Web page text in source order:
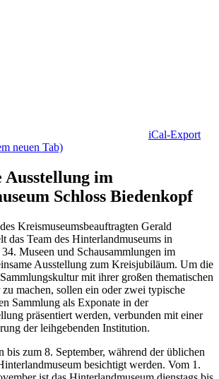
iCal-Export
neuen Tab)
Ausstellung im
Schloss Biedenkopf
Kreismuseumsbeauftragten Gerald
das Team des Hinterlandmuseums in
Museen und Schausammlungen im
Ausstellung zum Kreisjubiläum. Um die
mit ihrer großen thematischen
machen, sollen ein oder zwei typische
Sammlung als Exponate in der
präsentiert werden, verbunden mit einer
der leihgebenden Institution.
bis zum 8. September, während der üblichen
besichtigt werden. Vom 1.